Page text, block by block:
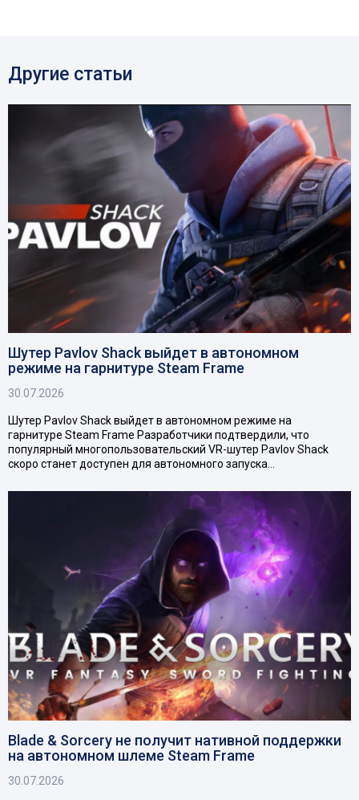
Другие статьи
Шутер Pavlov Shack выйдет в автономном
режиме на гарнитуре Steam Frame
30.07.2026
Шутер Pavlov Shack выйдет в автономном режиме на
гарнитуре Steam Frame Разработчики подтвердили, что
популярный многопользовательский VR-шутер Pavlov Shack
скоро станет доступен для автономного запуска…
Blade & Sorcery не получит нативной поддержки
на автономном шлеме Steam Frame
30.07.2026